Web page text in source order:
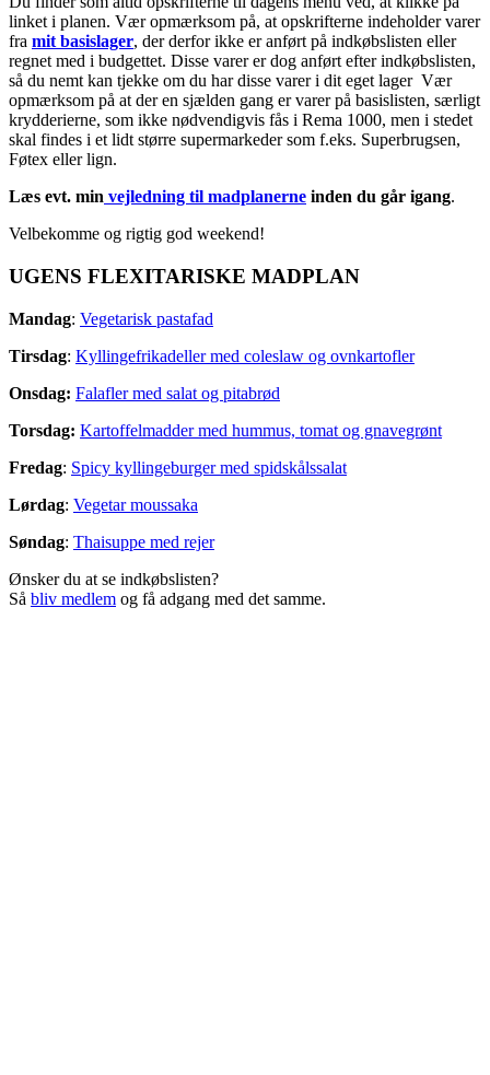
linket i planen. Vær opmærksom på, at opskrifterne indeholder varer
fra mit basislager, der derfor ikke er anført på indkøbslisten eller
regnet med i budgettet. Disse varer er dog anført efter indkøbslisten,
så du nemt kan tjekke om du har disse varer i dit eget lager Vær
opmærksom på at der en sjælden gang er varer på basislisten, særligt
krydderierne, som ikke nødvendigvis fås i Rema 1000, men i stedet
skal findes i et lidt større supermarkeder som f.eks. Superbrugsen,
Føtex eller lign.
Læs evt. min vejledning til madplanerne inden du går igang.
Velbekomme og rigtig god weekend!
UGENS FLEXITARISKE MADPLAN
Mandag: Vegetarisk pastafad
Tirsdag: Kyllingefrikadeller med coleslaw og ovnkartofler
Onsdag: Falafler med salat og pitabrød
Torsdag: Kartoffelmadder med hummus, tomat og gnavegrønt
Fredag: Spicy kyllingeburger med spidskålssalat
Lørdag: Vegetar moussaka
Søndag: Thaisuppe med rejer
Ønsker du at se indkøbslisten?
Så bliv medlem og få adgang med det samme.